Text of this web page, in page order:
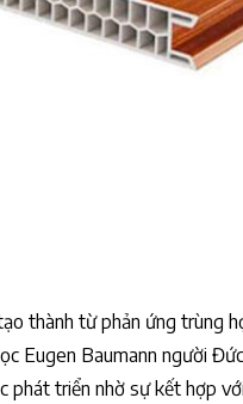
thành từ phản ứng trùng
Eugen Baumann người
triển nhờ sự kết hợp